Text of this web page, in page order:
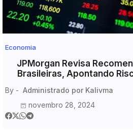
Economia
JPMorgan Revisa
Brasileiras, Apontando
By - Administrado por Kalivma
novembro 28, 2024